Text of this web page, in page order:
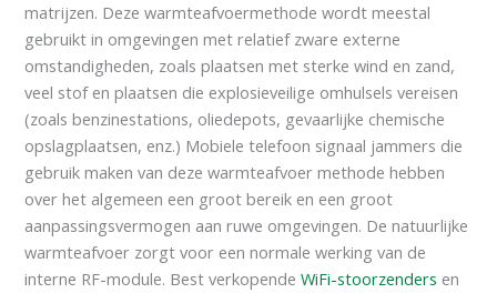
matrijzen. Deze warmteafvoermethode wordt meestal
gebruikt in omgevingen met relatief zware externe
omstandigheden, zoals plaatsen met sterke wind en zand,
veel stof en plaatsen die explosieveilige omhulsels vereisen
(zoals benzinestations, oliedepots, gevaarlijke chemische
opslagplaatsen, enz.) Mobiele telefoon signaal jammers die
gebruik maken van deze warmteafvoer methode hebben
over het algemeen een groot bereik en een groot
aanpassingsvermogen aan ruwe omgevingen. De natuurlijke
warmteafvoer zorgt voor een normale werking van de
interne RF-module. Best verkopendeWiFi-stoorzenders en